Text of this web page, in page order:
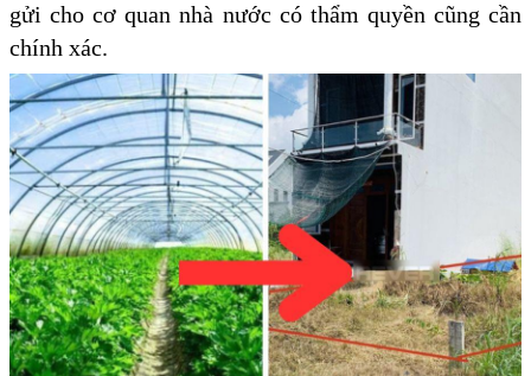
gửi cho cơ quan nhà nước có thẩm quyền cũng cần
chính xác.